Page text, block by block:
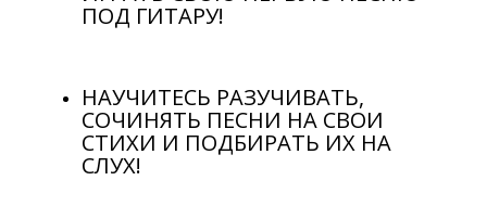
ПОД ГИТАРУ!
НАУЧИТЕСЬ РАЗУЧИВАТЬ,
СОЧИНЯТЬ ПЕСНИ НА СВОИ
СТИХИ И ПОДБИРАТЬ ИХ НА
СЛУХ!